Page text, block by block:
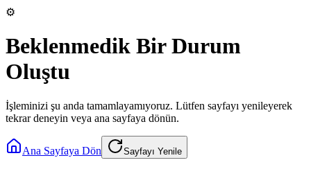
⚙️
Beklenmedik Bir Durum
Oluştu
İşleminizi şu anda tamamlayamıyoruz. Lütfen sayfayı yenileyerek
tekrar deneyin veya ana sayfaya dönün.
Ana Sayfaya Dön Sayfayı Yenile